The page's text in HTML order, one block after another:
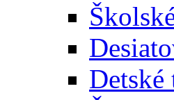
Detské